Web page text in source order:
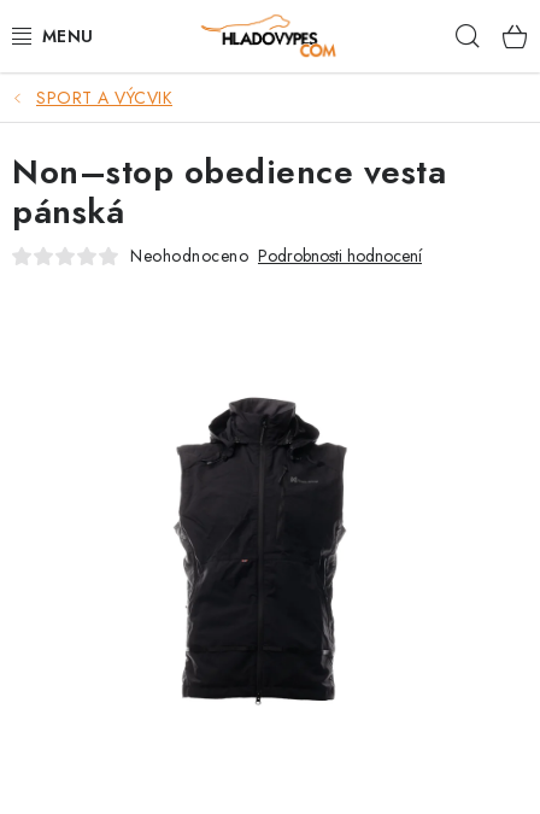
na
POTŘEBY PRO PSY
TAMI PŘEPRAVNÍ BOXY
SPORT SE PSEM
VĚRNOSTNÍ PROGRAM
SPORT A VÝCVIK
Non–stop obedience vesta
pánská
Neohodnoceno Podrobnosti hodnocení